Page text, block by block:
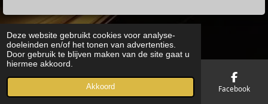
Deze website gebruikt cookies voor analyse-
doeleinden en/of het tonen van advertenties.
Door gebruik te blijven maken van de site gaat u
hiermee akkoord.
Akkoord
Telefoonnummer Facebook